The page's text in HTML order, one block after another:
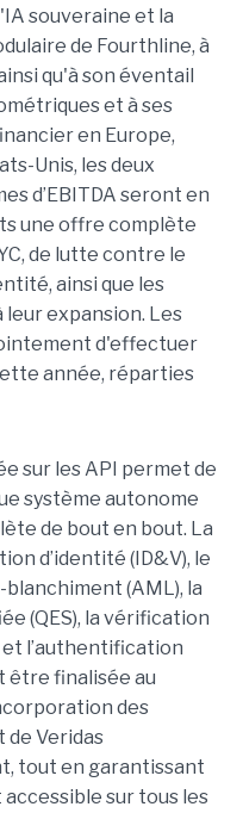
souveraine et la
de Fourthline, à
qu'à son éventail
et à ses
en Europe,
Unis, les deux
d’EBITDA seront en
une offre complète
de lutte contre le
ainsi que les
expansion. Les
d'effectuer
année, réparties
sur les API permet de
système autonome
de bout en bout. La
d’identité (ID&V), le
(AML), la
(QES), la vérification
et l’authentification
être finalisée au
des
Veridas
tout en garantissant
sur tous les